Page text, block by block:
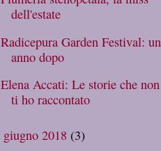
dell'estate
Radicepura Garden Festival: un
anno dopo
Elena Accati: Le storie che non
ti ho raccontato
giugno 2018 (3)